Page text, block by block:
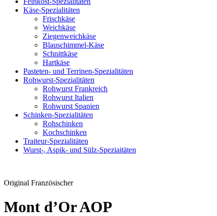
Käse-Spezialitäten
Frischkäse
Weichkäse
Ziegenweichkäse
Blauschimmel-Käse
Schnittkäse
Hartkäse
Pasteten- und Terrinen-Spezialitäten
Rohwurst-Spezialitäten
Rohwurst Frankreich
Rohwurst Italien
Rohwurst Spanien
Schinken-Spezialitäten
Rohschinken
Kochschinken
Traiteur-Spezialitäten
Wurst-, Aspik- und Sülz-Speziaitäten
Original Französischer
Mont d’Or AOP